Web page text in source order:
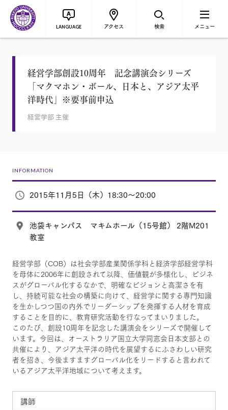
LANGUAGE アクセス 検索 メニュー
経営学部創設10周年 記念講演会シリーズ
「マクマホン・ボール、日本と、アジア太平
洋時代」※要事前申込
経営学部 主催
INFORMATION
2015年11月5日（木）18:30～20:00
池袋キャンパス マキムホール（15号館） 2階M201
教室
経営学部（COB）は社会学部産業関係学科と経済学部経営学科
を母体に2006年に創設されて以降、価値観が多様化し、ビジネ
スがグローバル化するなかで、明確なビジョンと高潔さを有
し、持続可能な社会の構築に向けて、経営学に関する専門知識
を生かしつつ国の内外でリーダーシップを発揮する人材を育成
することを目的に、教育研究活動を行なってまいりました。
このたび、創設10周年を記念した講演会をシリーズで開催して
います。今回は、オーストラリア国立大学同窓会日本支部との
共催により、アジア太平洋の時代を展望するにふさわしい研究
者を招き、今後ますますグローバル化をリードすると言われて
いるアジア太平洋地域について考えます。
講師